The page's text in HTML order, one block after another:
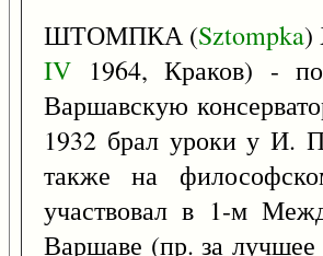
ШТОМПКА (Sztompka)
IV 1964, Краков) -
Варшавскую
1932 брал уроки у И.
также на
участвовал в 1-м
Варшаве (пр. за